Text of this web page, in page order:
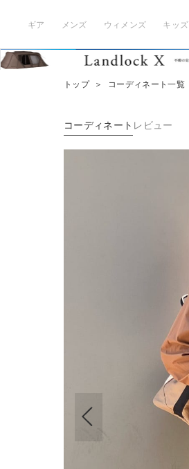
ギア メンズ ウィメンズ キッズ
トップ ＞ コーディネート一覧
コーディネート レビュー